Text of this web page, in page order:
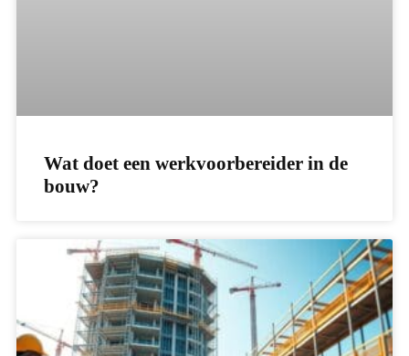
Wat doet een werkvoorbereider in de
bouw?